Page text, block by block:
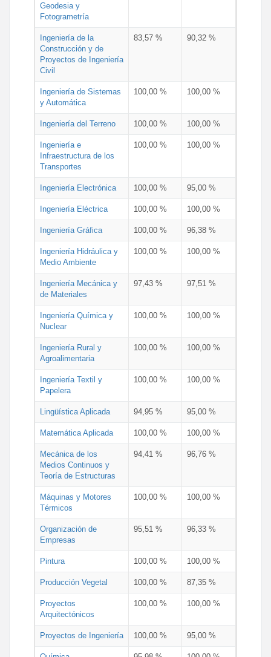
Geodesia y
Fotogrametría
Ingeniería de la
Construcción y de
Proyectos de Ingeniería
Civil
83,57 % 90,32 %
Ingeniería de Sistemas
y Automática
100,00 % 100,00 %
Ingeniería del Terreno 100,00 % 100,00 %
Ingeniería e
Infraestructura de los
Transportes
100,00 % 100,00 %
Ingeniería Electrónica 100,00 % 95,00 %
Ingeniería Eléctrica 100,00 % 100,00 %
Ingeniería Gráfica 100,00 % 96,38 %
Ingeniería Hidráulica y
Medio Ambiente
100,00 % 100,00 %
Ingeniería Mecánica y
de Materiales
97,43 % 97,51 %
Ingeniería Química y
Nuclear
100,00 % 100,00 %
Ingeniería Rural y
Agroalimentaria
100,00 % 100,00 %
Ingeniería Textil y
Papelera
100,00 % 100,00 %
Lingüística Aplicada 94,95 % 95,00 %
Matemática Aplicada 100,00 % 100,00 %
Mecánica de los
Medios Continuos y
Teoría de Estructuras
94,41 % 96,76 %
Máquinas y Motores
Térmicos
100,00 % 100,00 %
Organización de
Empresas
95,51 % 96,33 %
Pintura 100,00 % 100,00 %
Producción Vegetal 100,00 % 87,35 %
Proyectos
Arquitectónicos
100,00 % 100,00 %
Proyectos de Ingeniería 100,00 % 95,00 %